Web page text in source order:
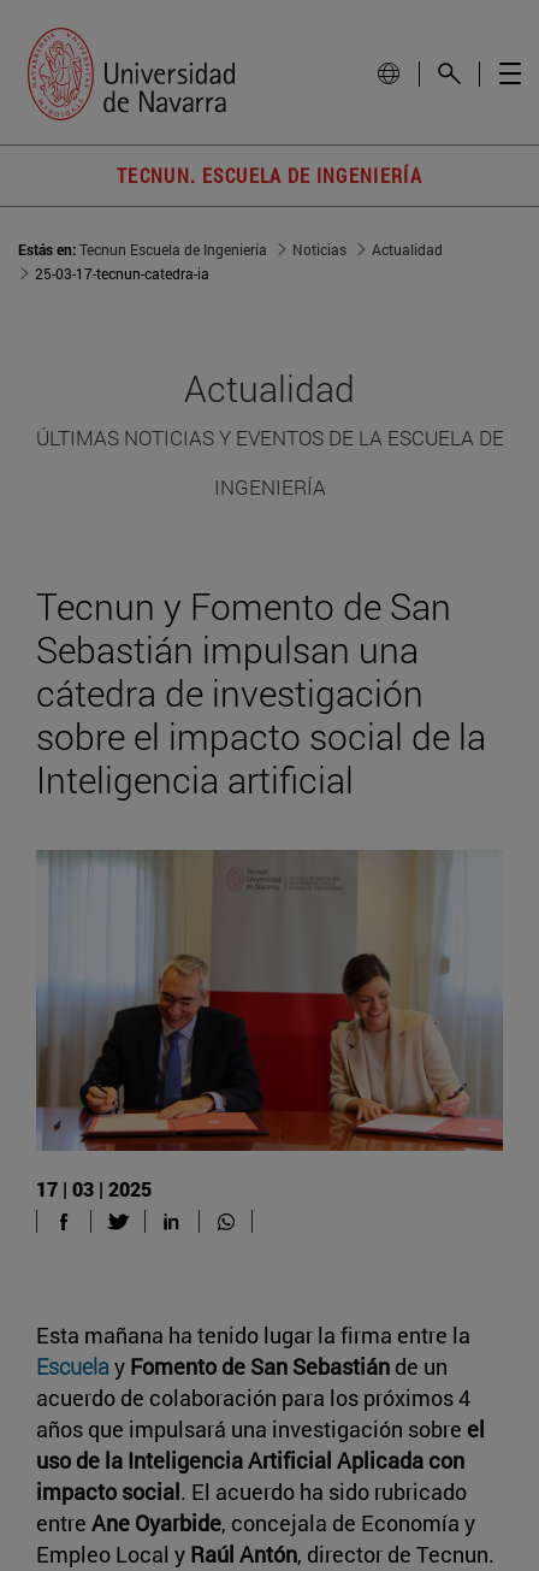
TECNUN. ESCUELA DE INGENIERÍA
Estás en:Tecnun Escuela de Ingeniería Noticias
Actualidad
25-03-17-tecnun-catedra-ia
Actualidad
ÚLTIMAS NOTICIAS Y EVENTOS DE LA ESCUELA DE
INGENIERÍA
Tecnun y Fomento de San
Sebastián impulsan una
cátedra de investigación
sobre el impacto social de la
Inteligencia artificial
17 | 03 | 2025
Esta mañana ha tenido lugar la firma entre la
Escuelay Fomento de San Sebastián de un
acuerdo de colaboración para los próximos 4
años que impulsará una investigación sobre el
uso de la Inteligencia Artificial Aplicada con
impacto social. El acuerdo ha sido rubricado
entre Ane Oyarbide, concejala de Economía y
Empleo Local y Raúl Antón, director de Tecnun.